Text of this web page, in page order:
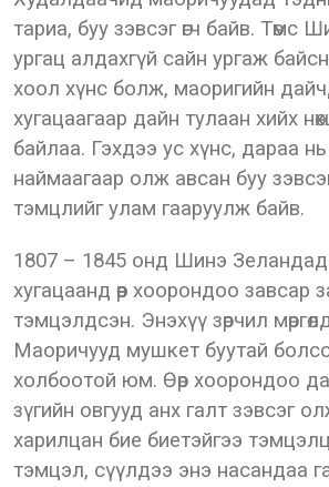
тариа, буу зэвсэг өгч байв. Төмс
ургац алдахгүй сайн ургаж
хоол хүнс болж, маоригийн
хугацаагаар дайн тулаан хийх
байлаа. Гэхдээ ус хүнс, дараа
наймаагаар олж авсан буу
тэмцлийг улам гааруулж байв.
1807 – 1845 онд Шинэ
хугацаанд өөр хоорондоо завсар
тэмцэлдсэн. Энэхүү зөрчил
Маоричууд мушкет буутай
холбоотой юм. Өөр хоорондоо
зүгийн овгууд анх галт зэвсэг
харилцан бие биетэйгээ
тэмцэл, сүүлдээ энэ насандаа